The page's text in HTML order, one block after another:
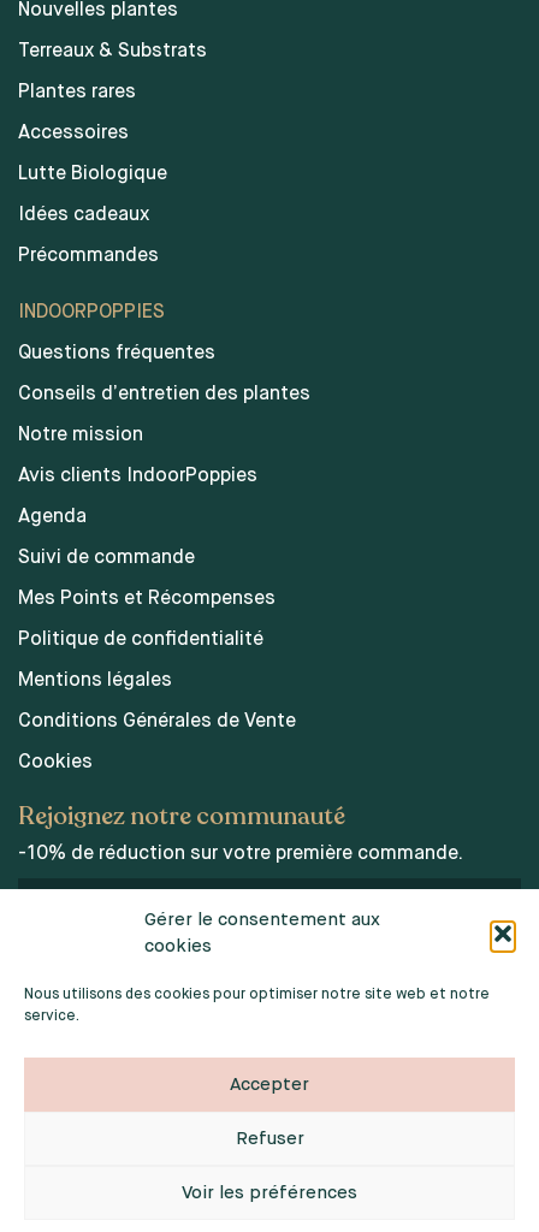
Gérer le consentement aux
cookies
Nous utilisons des cookies pour optimiser notre site web et notre
service.
Accepter
Refuser
Voir les préférences
Nouvelles plantes
Terreaux & Substrats
Plantes rares
Accessoires
Lutte Biologique
Idées cadeaux
Précommandes
INDOORPOPPIES
Questions fréquentes
Conseils d’entretien des plantes
Notre mission
Avis clients IndoorPoppies
Agenda
Suivi de commande
Mes Points et Récompenses
Politique de confidentialité
Mentions légales
Conditions Générales de Vente
Cookies
Rejoignez notre communauté
-10% de réduction sur votre première commande.
personnelles.